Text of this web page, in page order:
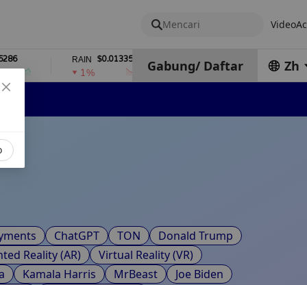
Mencari Video
RAIN $0.01335723
1%
LEO
0%
Gabung/ Daftar Zh
ChatGPT TON
Donald Trump
Reality (AR)
Virtual Reality (VR)
Kamala Harris MrBeast
Joe Biden